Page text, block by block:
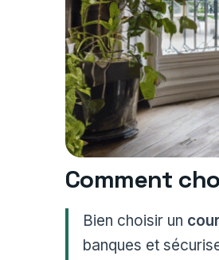
Comment
Bien choisir un
banques et